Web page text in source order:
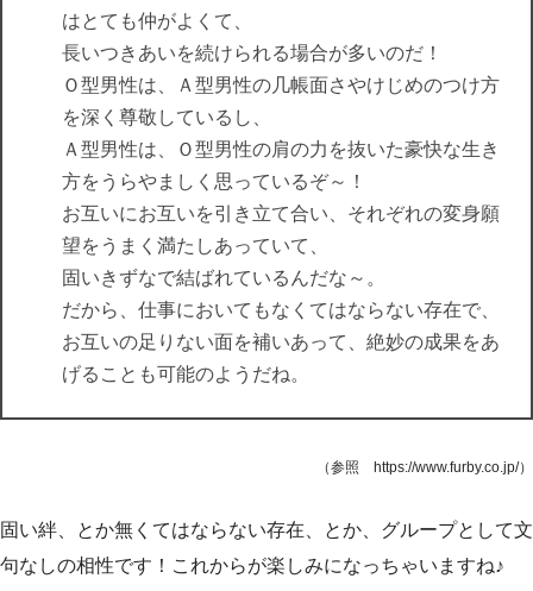
はとても仲がよくて、
長いつきあいを続けられる場合が多いのだ！
Ｏ型男性は、Ａ型男性の几帳面さやけじめのつけ方
を深く尊敬しているし、
Ａ型男性は、Ｏ型男性の肩の力を抜いた豪快な生き
方をうらやましく思っているぞ～！
お互いにお互いを引き立て合い、それぞれの変身願
望をうまく満たしあっていて、
固いきずなで結ばれているんだな～。
だから、仕事においてもなくてはならない存在で、
お互いの足りない面を補いあって、絶妙の成果をあ
げることも可能のようだね。
（参照 https://www.furby.co.jp/）
固い絆、とか無くてはならない存在、とか、グループとして文
句なしの相性です！これからが楽しみになっちゃいますね♪